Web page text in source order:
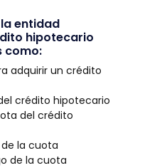
entidad
hipotecario
como:
adquirir un crédito
crédito hipotecario
del crédito
la cuota
de la cuota